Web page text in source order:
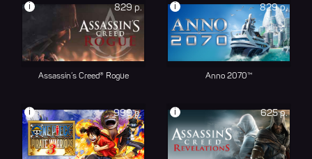
829 р.
i
Assassin’s Creed® Rogue
829 р.
i
Anno 2070™
999 р.
i 625 р.
i